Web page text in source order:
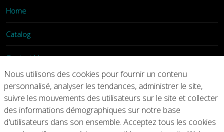
Home
Catalog
Contact Us
Home Catalog Contact Us
Nous utilisons des cookies pour fournir un contenu
personnalisé, analyser les tendances, administrer le site,
suivre les mouvements des utilisateurs sur le site et collecter
des informations démographiques sur notre base
d'utilisateurs dans son ensemble. Acceptez tous les cookies